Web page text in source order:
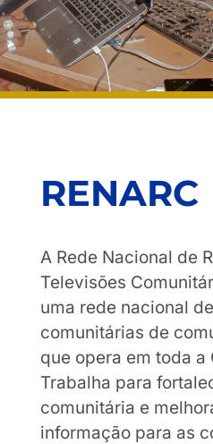
RENARC
A Rede Nacional de
Televisões
uma rede nacional
comunitárias de
que opera em toda a
Trabalha para
comunitária e
informação para as